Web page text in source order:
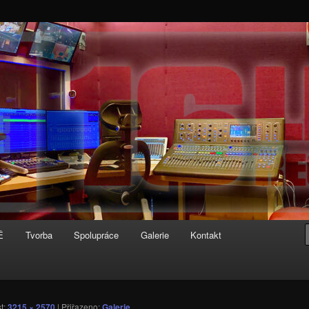
Tvorba Spolupráce Galerie Kontakt